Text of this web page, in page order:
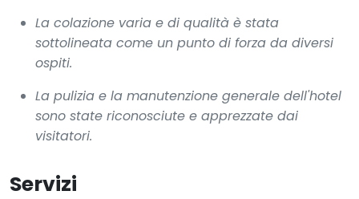
La colazione varia e di qualità è stata
sottolineata come un punto di forza da diversi
ospiti.
La pulizia e la manutenzione generale dell'hotel
sono state riconosciute e apprezzate dai
visitatori.
Servizi